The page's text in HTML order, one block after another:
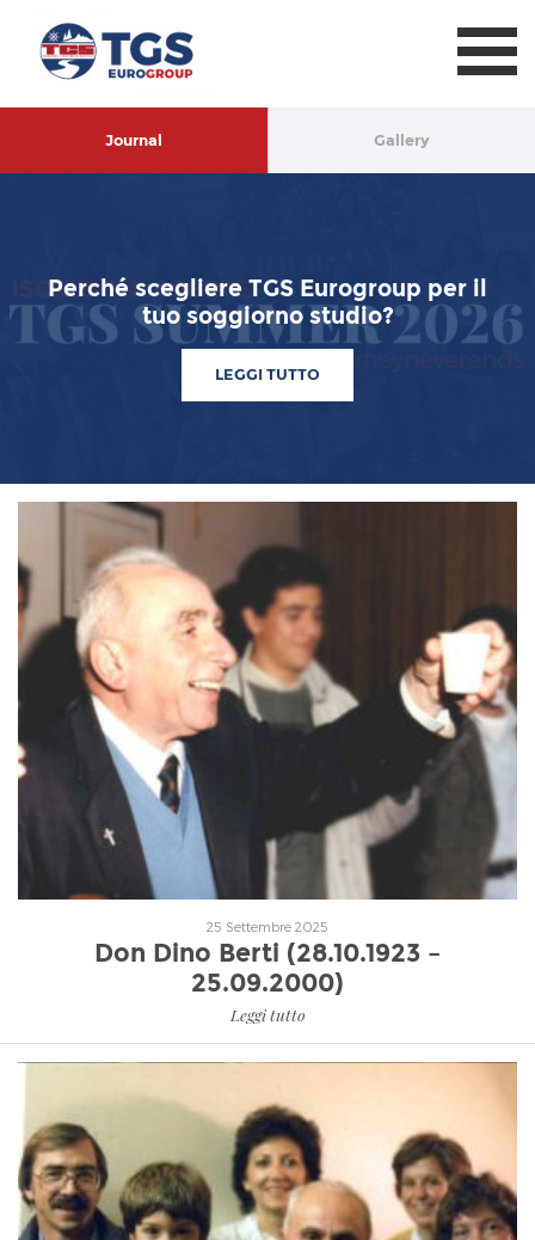
Journal Gallery
il
Aperte le iscrizioni per l'estate
Eurogroup 2026!
LEGGI TUTTO
Leggi tutto
25 Settembre 2025
Don Dino Berti (28.10.1923 –
25.09.2000)
Leggi tutto